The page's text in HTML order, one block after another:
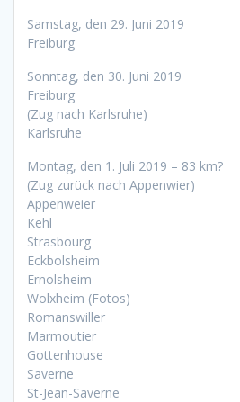
Samstag, den 29. Juni 2019
Freiburg
Sonntag, den 30. Juni 2019
Freiburg
(Zug nach Karlsruhe)
Karlsruhe
Montag, den 1. Juli 2019 – 83 km?
(Zug zurück nach Appenwier)
Appenweier
Kehl
Strasbourg
Eckbolsheim
Ernolsheim
Wolxheim (Fotos)
Romanswiller
Marmoutier
Gottenhouse
Saverne
St-Jean-Saverne